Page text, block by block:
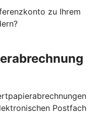
zu Ihrem
Postfach